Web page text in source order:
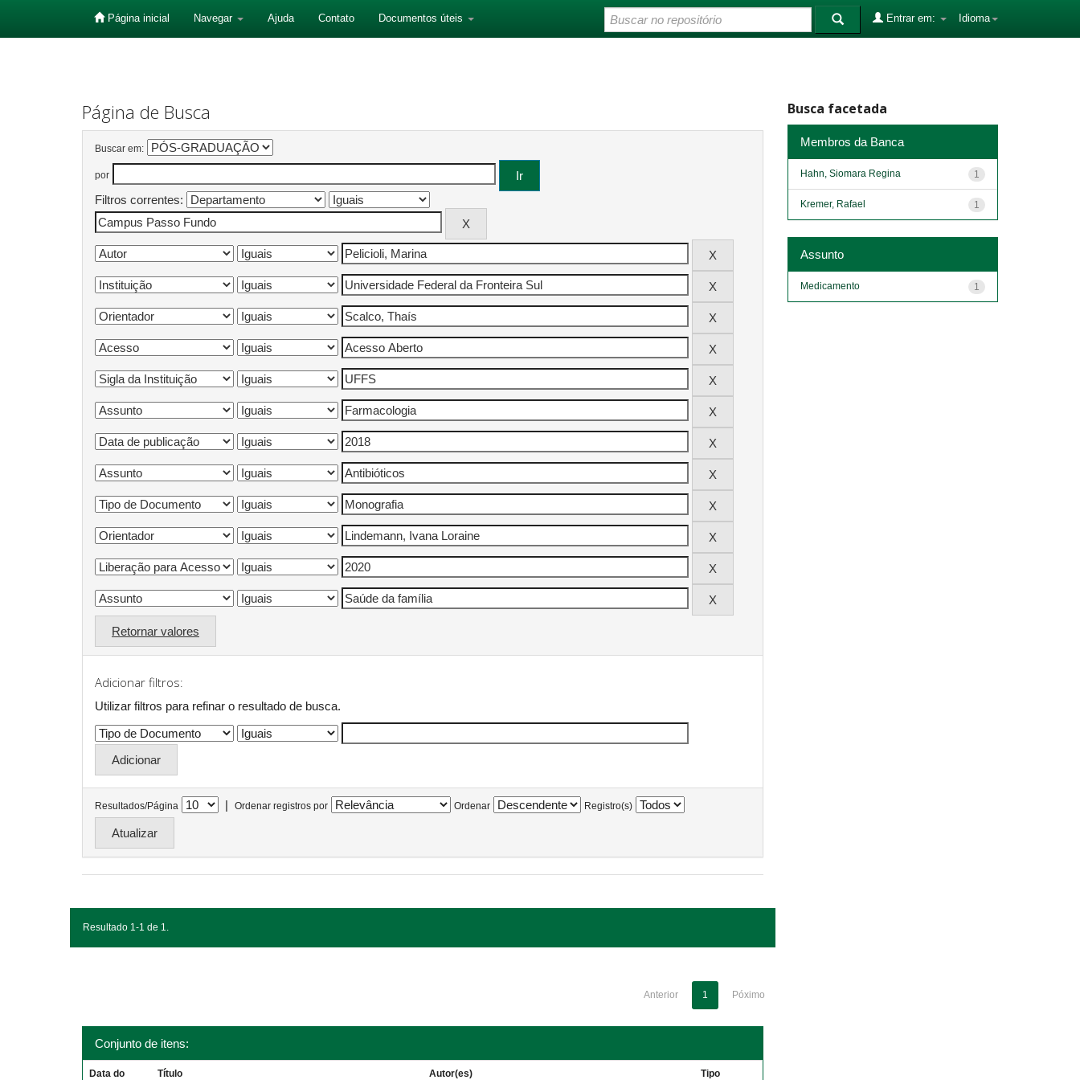
Página inicial Navegar Ajuda Contato Documentos úteis Idioma
Entrar em:
Página de Busca
Buscar em:
por
Filtros correntes:
Retornar valores
Adicionar filtros:
Utilizar filtros para refinar o resultado de busca.
Resultados/Página | Ordenar registros por Ordenar Registro(s)
Resultado 1-1 de 1.
Anterior 1 Póximo
Conjunto de itens:
Data do Título Autor(es) Tipo
Busca facetada
Membros da Banca
1
Hahn, Siomara Regina
1
Kremer, Rafael
Assunto
1
Medicamento